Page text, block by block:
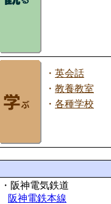
・ 英会話
・ 教養教室
・ 各種学校
・阪神電気鉄道
阪神電鉄本線